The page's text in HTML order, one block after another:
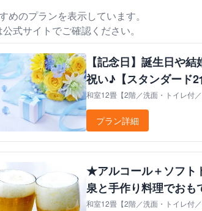
めのプランを表示しています。
式サイトでご確認ください。
【記念日】誕生日や
祝い♪【スタンダード2
和室12畳【2階／洗面・トイレ付
プラン詳細
★アルコール＋ソフト
泉と手作り料理でおも
和室12畳【2階／洗面・トイレ付